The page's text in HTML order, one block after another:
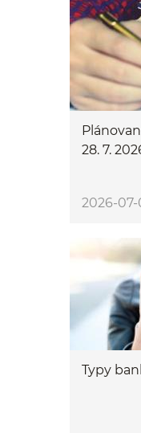
28. 7.
2026-07-
Typy